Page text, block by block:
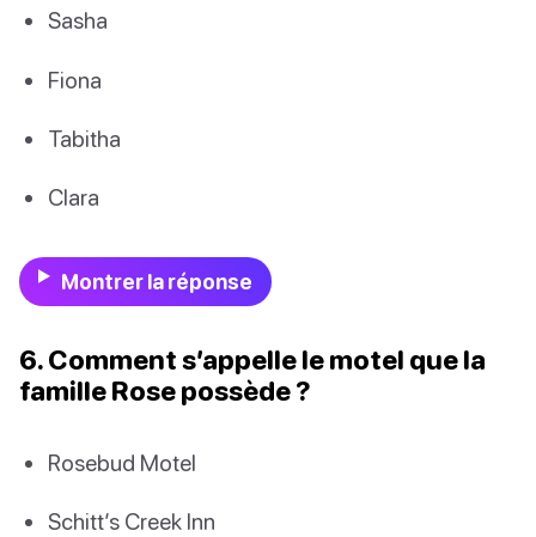
Sasha
Fiona
Tabitha
Clara
Montrer la réponse
6. Comment s’appelle le motel que la
famille Rose possède ?
Rosebud Motel
Schitt’s Creek Inn